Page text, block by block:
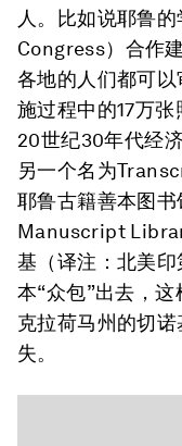
人。比如说耶鲁
Congress）合作
各地的人们都可
施过程中的17万
20世纪30年代经
另一个名为
耶鲁古籍善本图
Manuscript
基（译注：北美
本“众包”出去，
克拉荷马州的切
失。